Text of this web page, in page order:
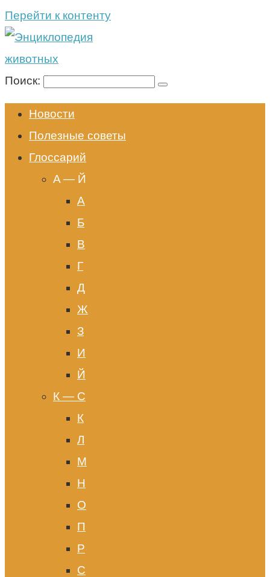
Перейти к контенту
Поиск:
Новости
Полезные советы
Глоссарий
A — Й
А
Б
В
Г
Д
Ж
З
И
Й
К — С
К
Л
М
Н
О
П
Р
С